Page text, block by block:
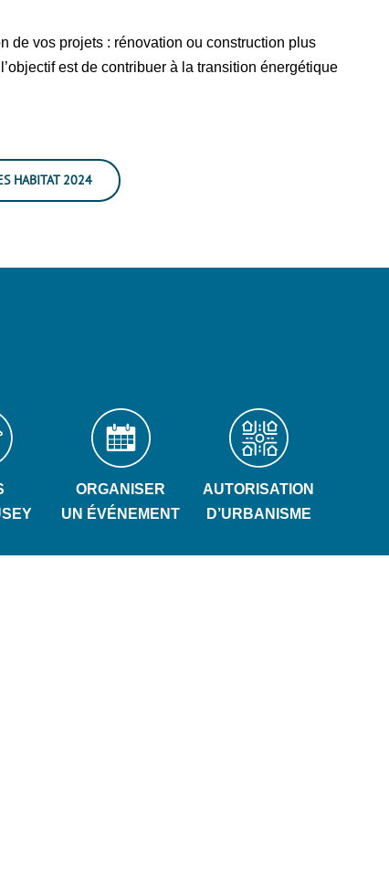
de vos projets : rénovation ou construction plus
est de contribuer à la transition énergétique
HABITAT 2024
ORGANISER
UN ÉVÉNEMENT
AUTORISATION
D’URBANISME